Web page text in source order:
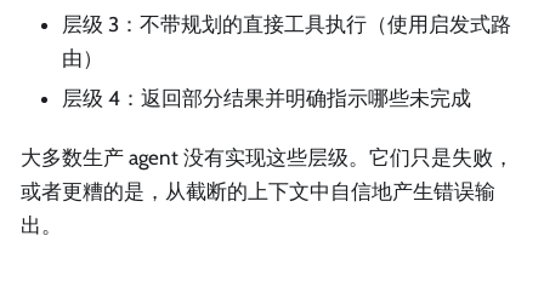
层级 3：不带规划的直接工具执行（使用启发式路
由）
层级 4：返回部分结果并明确指示哪些未完成
大多数生产 agent 没有实现这些层级。它们只是失败，
或者更糟的是，从截断的上下文中自信地产生错误输
出。